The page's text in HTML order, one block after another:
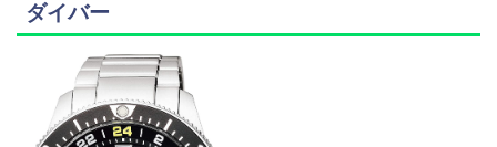
ダイバー